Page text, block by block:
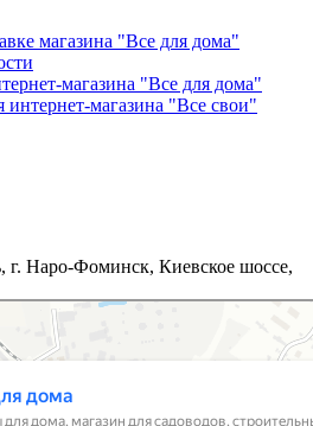
магазина "Все для дома"
магазина "Все для дома"
интернет-магазина "Все свои"
г. Наро-Фоминск, Киевское шоссе,